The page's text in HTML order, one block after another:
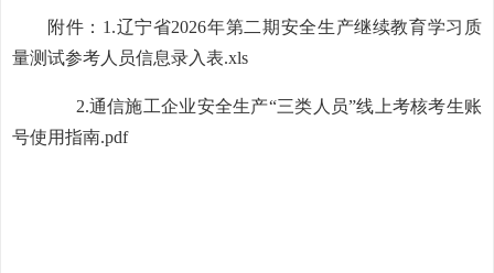
附件：1.辽宁省2026年第二期安全生产继续教育学习质
量测试参考人员信息录入表.xls
2.通信施工企业安全生产“三类人员”线上考核考生账
号使用指南.pdf